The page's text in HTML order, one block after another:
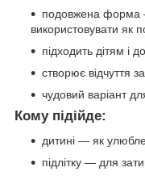
подовжена форма
використовувати як
підходить дітям і
створює відчуття
чудовий варіант
Кому підійде:
дитині — як
підлітку — для